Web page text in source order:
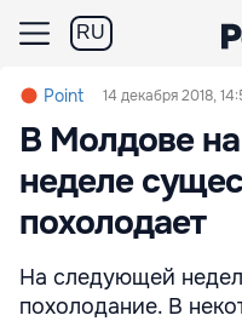
RU
Point 14 декабря 2018,
В Молдове
неделе
похолодает
На следующей
похолодание. В